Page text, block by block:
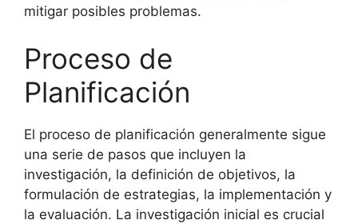
mitigar posibles problemas.
Proceso de
Planificación
El proceso de planificación generalmente sigue
una serie de pasos que incluyen la
investigación, la definición de objetivos, la
formulación de estrategias, la implementación y
la evaluación. La investigación inicial es crucial